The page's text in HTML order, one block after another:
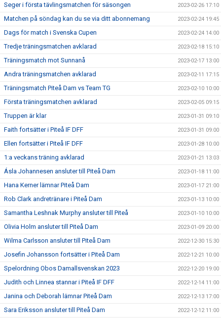
Seger i första tävlingsmatchen för säsongen 2023-02-26 17:10
Matchen på söndag kan du se via ditt abonnemang 2023-02-24 19:45
Dags för match i Svenska Cupen 2023-02-24 14:00
Tredje träningsmatchen avklarad 2023-02-18 15:10
Träningsmatch mot Sunnanå 2023-02-17 13:00
Andra träningsmatchen avklarad 2023-02-11 17:15
Träningsmatch Piteå Dam vs Team TG 2023-02-10 10:00
Första träningsmatchen avklarad 2023-02-05 09:15
Truppen är klar 2023-01-31 09:10
Faith fortsätter i Piteå IF DFF 2023-01-31 09:00
Ellen fortsätter i Piteå IF DFF 2023-01-28 10:00
1:a veckans träning avklarad 2023-01-21 13:03
Ásla Johannesen ansluter till Piteå Dam 2023-01-18 11:00
Hana Kerner lämnar Piteå Dam 2023-01-17 21:00
Rob Clark andretränare i Piteå Dam 2023-01-13 10:00
Samantha Leshnak Murphy ansluter till Piteå 2023-01-10 10:00
Olivia Holm ansluter till Piteå Dam 2023-01-09 20:00
Wilma Carlsson ansluter till Piteå Dam 2022-12-30 15:30
Josefin Johansson fortsätter i Piteå Dam 2022-12-21 10:00
Spelordning Obos Damallsvenskan 2023 2022-12-20 19:00
Judith och Linnea stannar i Piteå IF DFF 2022-12-14 11:00
Janina och Deborah lämnar Piteå Dam 2022-12-13 17:00
Sara Eriksson ansluter till Piteå Dam 2022-12-12 11:00